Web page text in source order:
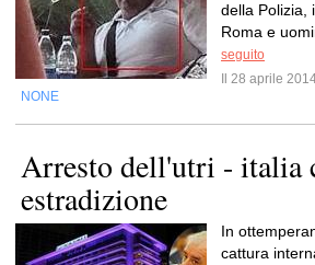
della Polizia,
Roma e
seguito
Il 28 aprile
NONE
Arresto dell'utri - italia
estradizione
In
cattura